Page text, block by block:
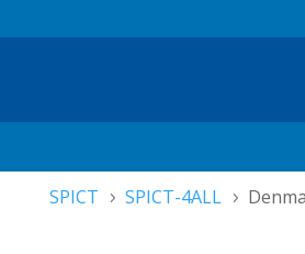
SPICT 5 SPICT-4ALL 5